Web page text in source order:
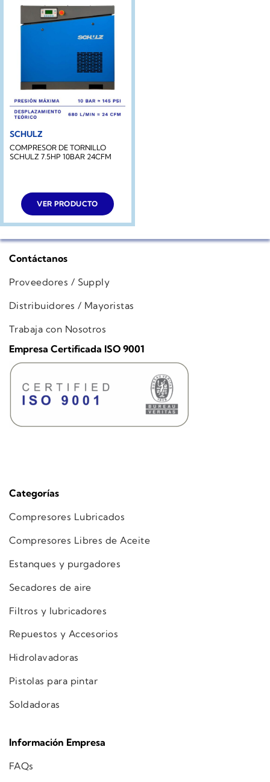
SCHULZ
COMPRESOR DE TORNILLO
SCHULZ 7.5HP 10BAR 24CFM
VER PRODUCTO
Categorías
Compresores Lubricados
Compresores Libres de Aceite
Estanques y purgadores
Secadores de aire
Filtros y lubricadores
Repuestos y Accesorios
Hidrolavadoras
Pistolas para pintar
Soldadoras
Información Empresa
FAQs
Contáctanos
Proveedores / Supply
Distribuidores / Mayoristas
Trabaja con Nosotros
Empresa Certificada ISO 9001